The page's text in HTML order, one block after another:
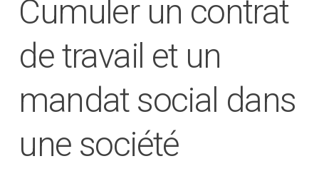
Cumuler un contrat
de travail et un
mandat social dans
une société